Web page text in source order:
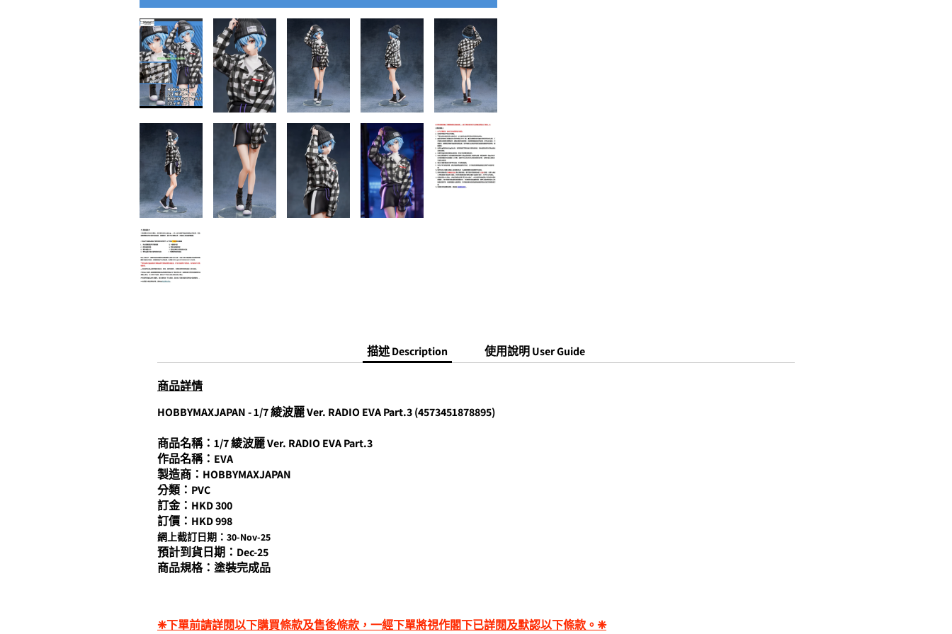
描述 Description 使用說明 User Guide
商品詳情
HOBBYMAXJAPAN - 1/7 綾波麗 Ver. RADIO EVA Part.3 (4573451878895)
商品名稱：1/7 綾波麗 Ver. RADIO EVA Part.3
作品名稱：EVA
製造商：HOBBYMAXJAPAN
分類：PVC
訂金：HKD 300
訂價：HKD 998
網上截訂日期：30-Nov-25
預計到貨日期：Dec-25
商品規格：塗裝完成品
❈下單前請詳閱以下購買條款及售後條款，一經下單將視作閣下已詳閱及默認以下條款。❈